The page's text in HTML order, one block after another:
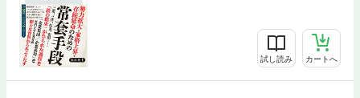
試し読み カートへ